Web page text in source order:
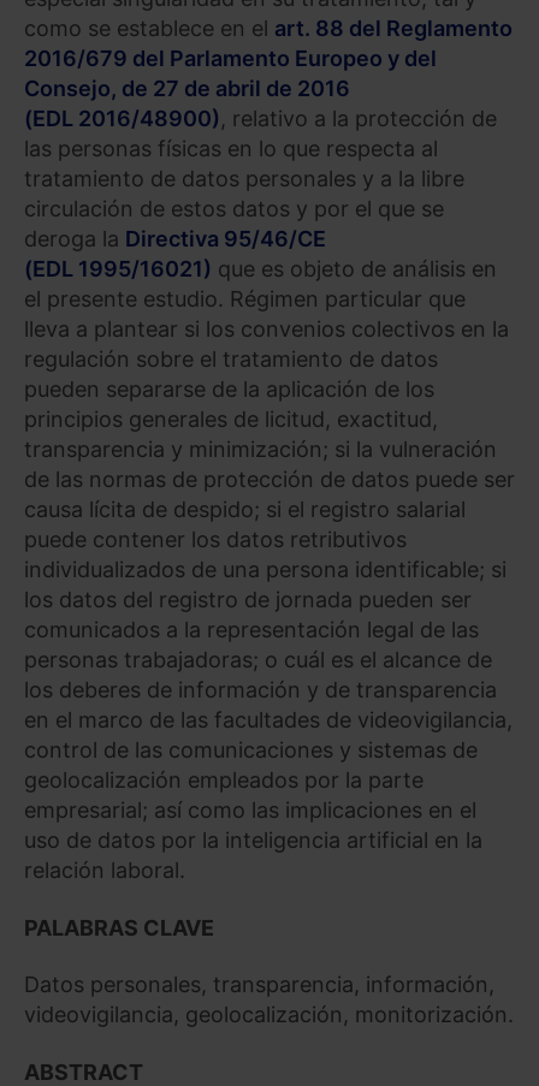
como se establece en el art. 88 del Reglamento
2016/679 del Parlamento Europeo y del
Consejo, de 27 de abril de 2016
(EDL 2016/48900), relativo a la protección de
las personas físicas en lo que respecta al
tratamiento de datos personales y a la libre
circulación de estos datos y por el que se
deroga la Directiva 95/46/CE
(EDL 1995/16021) que es objeto de análisis en
el presente estudio. Régimen particular que
lleva a plantear si los convenios colectivos en la
regulación sobre el tratamiento de datos
pueden separarse de la aplicación de los
principios generales de licitud, exactitud,
transparencia y minimización; si la vulneración
de las normas de protección de datos puede ser
causa lícita de despido; si el registro salarial
puede contener los datos retributivos
individualizados de una persona identificable; si
los datos del registro de jornada pueden ser
comunicados a la representación legal de las
personas trabajadoras; o cuál es el alcance de
los deberes de información y de transparencia
en el marco de las facultades de videovigilancia,
control de las comunicaciones y sistemas de
geolocalización empleados por la parte
empresarial; así como las implicaciones en el
uso de datos por la inteligencia artificial en la
relación laboral.
PALABRAS CLAVE
Datos personales, transparencia, información,
videovigilancia, geolocalización, monitorización.
ABSTRACT